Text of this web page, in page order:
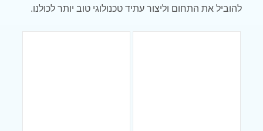
להוביל את התחום וליצור עתיד טכנולוגי טוב יותר לכולנו.